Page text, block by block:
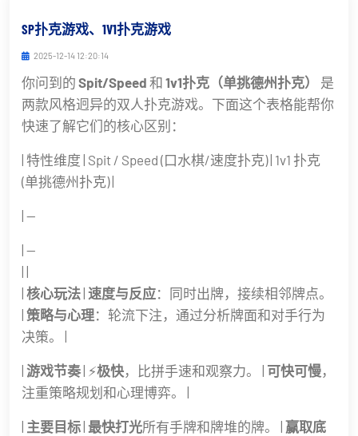
SP扑克游戏、1V1扑克游戏
2025-12-14 12:20:14
你问到的 Spit/Speed 和 1v1扑克（单挑德州扑克）
是
两款风格迥异的双人扑克游戏。下面这个表格能帮你
快速了解它们的核心区别：
| 特性维度 | Spit / Speed (口水棋/速度扑克) | 1v1 扑克
(单挑德州扑克) |
| --
| --
核心玩法 速度与反应：同时出牌，接续相邻牌点。
策略与心理：轮流下注，通过分析牌面和对手行为
决策。 |
游戏节奏| ⚡极快，比拼手速和观察力。 | 可快可慢，
注重策略规划和心理博弈。 |
主要目标 最快打光所有手牌和牌堆的牌。 | 赢取底